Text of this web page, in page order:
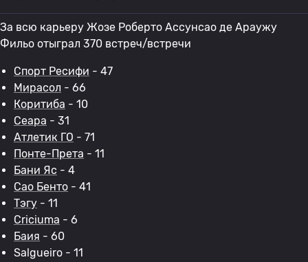
За всю карьеру Жозе Роберто Ассунсао де Араужу
Фильо отыграл 370 встреч/встречи
Спорт Ресифи - 47
Мирасол - 66
Коритиба - 10
Сеара - 31
Атлетик ГО - 71
Понте-Прета - 11
Бани Яс - 4
Сао Бенто - 41
Тэгу - 11
Criciuma - 6
Баия - 60
Salgueiro - 11